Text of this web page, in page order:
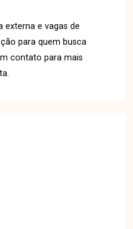
externa e vagas de
para quem busca
contato para mais